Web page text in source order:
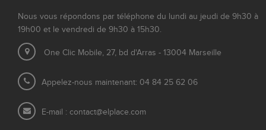
Nous vous répondons par téléphone du lundi au jeudi de 9h30 à
19h00 et le vendredi de 9h30 à 15h30.
One Clic Mobile, 27, bd d'Arras - 13004 Marseille
Appelez-nous maintenant: 04 84 25 62 06
E-mail : contact@elplace.com